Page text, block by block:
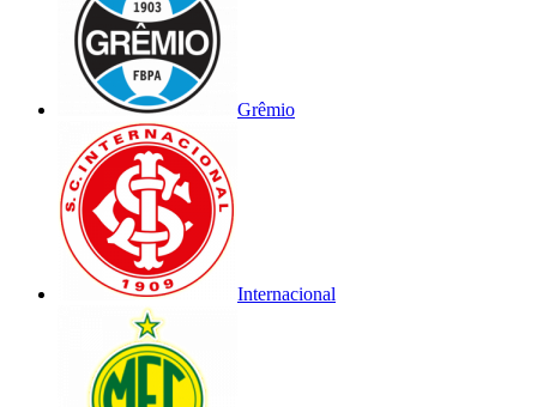
Grêmio
Internacional